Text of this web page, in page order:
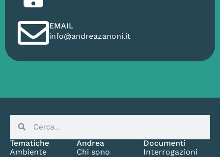
EMAIL
info@andreazanoni.it
Tematiche
Ambiente
Andrea
Chi sono
Documenti
Interrogazioni